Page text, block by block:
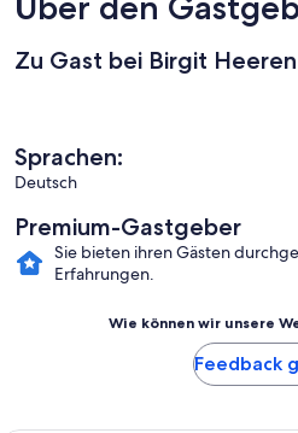
Zu Gast bei Birgit Heeren
Sprachen:
Deutsch
Premium-Gastgeber
Sie bieten ihren Gästen
Erfahrungen.
Wie können wir unsere
Feedback